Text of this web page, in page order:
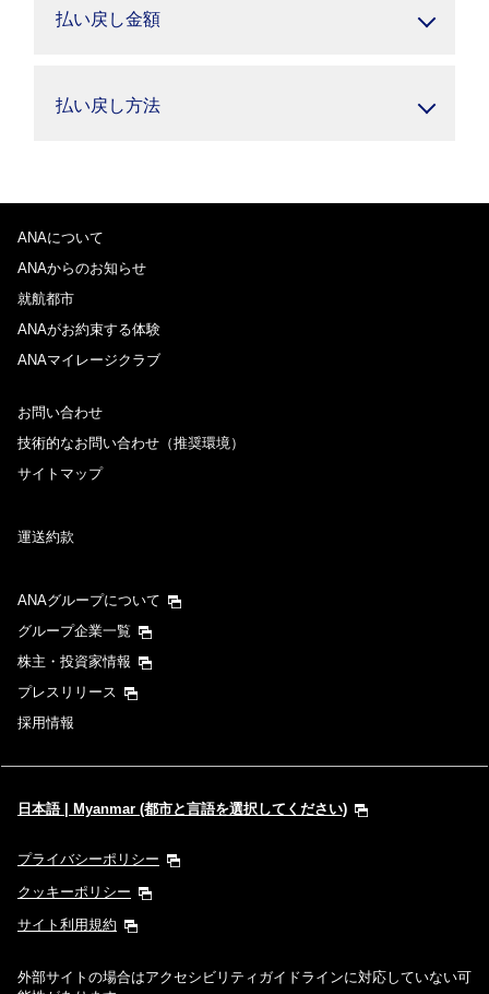
払い戻し金額
払い戻し方法
ANAについて
ANAからのお知らせ
就航都市
ANAがお約束する体験
ANAマイレージクラブ
お問い合わせ
技術的なお問い合わせ（推奨環境）
サイトマップ
運送約款
ANAグループについて
グループ企業一覧
株主・投資家情報
プレスリリース
採用情報
日本語 | Myanmar (都市と言語を選択してください)
プライバシーポリシー
クッキーポリシー
サイト利用規約
外部サイトの場合はアクセシビリティガイドラインに対応していない可